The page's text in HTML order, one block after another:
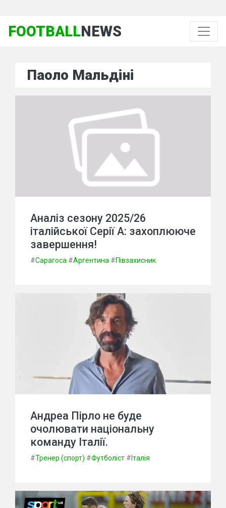
FOOTBALLNEWS
Паоло Мальдіні
Аналіз сезону 2025/26
італійської Серії А: захоплююче
завершення!
#Сарагоса #Аргентина #Півзахисник
Андреа Пірло не буде
очолювати національну
команду Італії.
#Тренер (спорт) #Футболіст # Італія